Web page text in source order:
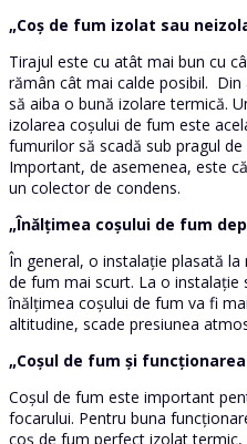
„Coș de fum izolat sau
Tirajul este cu atât mai bun cu
rămân cât mai calde posibil.
să aiba o bună izolare termică.
izolarea coșului de fum este
fumurilor să scadă sub pragul
Important, de asemenea, este
un colector de condens.
„Înălțimea coșului de fum
În general, o instalație plasată
de fum mai scurt. La o instalație
înălțimea coșului de fum va fi
altitudine, scade presiunea
„Coșul de fum și
Coșul de fum este important
focarului. Pentru buna
coș de fum perfect izolat